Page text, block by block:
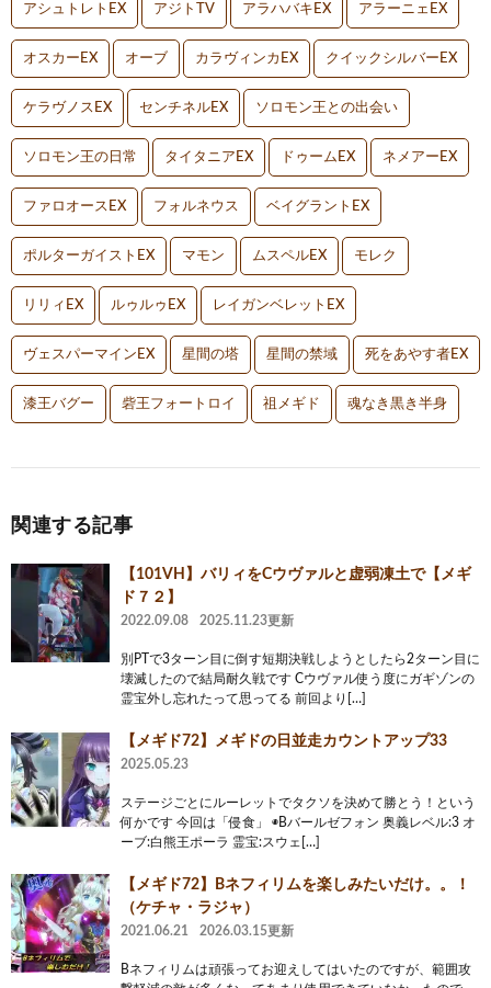
アシュトレトEX アジトTV アラハバキEX アラーニェEX
オスカーEX オーブ カラヴィンカEX クイックシルバーEX
ケラヴノスEX センチネルEX ソロモン王との出会い
ソロモン王の日常 タイタニアEX ドゥームEX ネメアーEX
ファロオースEX フォルネウス ベイグラントEX
ポルターガイストEX マモン ムスペルEX モレク
リリィEX ルゥルゥEX レイガンベレットEX
ヴェスパーマインEX 星間の塔 星間の禁域 死をあやす者EX
漆王バグー 砦王フォートロイ 祖メギド 魂なき黒き半身
関連する記事
【101VH】バリィをCウヴァルと虚弱凍土で【メギ
ド７２】
2022.09.08 2025.11.23更新
別PTで3ターン目に倒す短期決戦しようとしたら2ターン目に
壊滅したので結局耐久戦です Cウヴァル使う度にガギゾンの
霊宝外し忘れたって思ってる 前回より[…]
【メギド72】メギドの日並走カウントアップ33
2025.05.23
ステージごとにルーレットでタクソを決めて勝とう！という
何かです 今回は「侵食」 ◉Bバールゼフォン 奥義レベル:3 オ
ーブ:白熊王ポーラ 霊宝:スウェ[…]
【メギド72】Bネフィリムを楽しみたいだけ。。！
（ケチャ・ラジャ）
2021.06.21 2026.03.15更新
Bネフィリムは頑張ってお迎えしてはいたのですが、範囲攻